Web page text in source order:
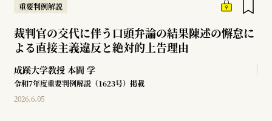
重要判例解説
裁判官の交代に伴う口頭弁論の結果陳述の懈怠に
よる直接主義違反と絶対的上告理由
成蹊大学教授 本間 学
令和7年度重要判例解説（1623号）掲載
2026.6.05